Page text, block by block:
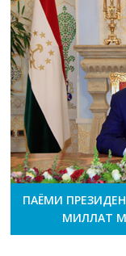
ПАЁМИ
МИЛЛАТ